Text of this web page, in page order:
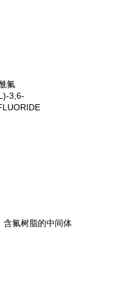
氟
3,6-
含氟树脂的中间体